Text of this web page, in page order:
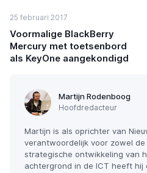
25 februari 2017
Voormalige BlackBerry
Mercury met toetsenbord
als KeyOne aangekondigd
Martijn Rodenboog
Hoofdredacteur
Martijn is als oprichter van
verantwoordelijk voor zowel
strategische ontwikkeling van
achtergrond in de ICT heeft